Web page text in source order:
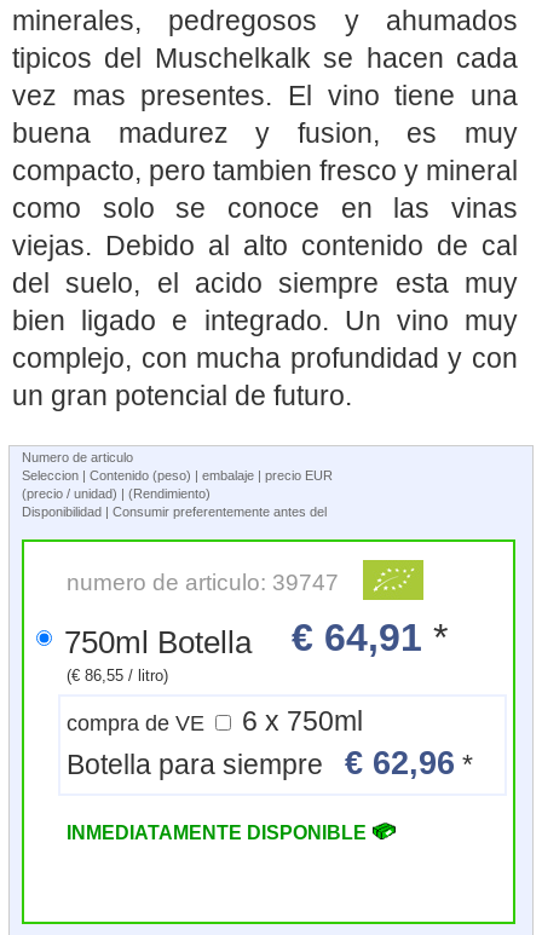
minerales, pedregosos y ahumados
tipicos del Muschelkalk se hacen cada
vez mas presentes. El vino tiene una
buena madurez y fusion, es muy
compacto, pero tambien fresco y mineral
como solo se conoce en las vinas
viejas. Debido al alto contenido de cal
del suelo, el acido siempre esta muy
bien ligado e integrado. Un vino muy
complejo, con mucha profundidad y con
un gran potencial de futuro.
Numero de articulo
Seleccion | Contenido (peso) | embalaje | precio EUR
(precio / unidad) | (Rendimiento)
Disponibilidad | Consumir preferentemente antes del
numero de articulo: 39747
750ml Botella € 64,91 *
(€ 86,55 / litro)
compra de VE
6 x 750ml
Botella para siempre€ 62,96 *
INMEDIATAMENTE DISPONIBLE